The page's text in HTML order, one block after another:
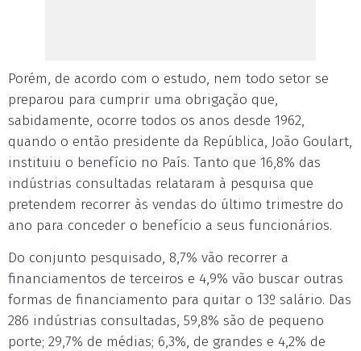
Porém, de acordo com o estudo, nem todo setor se
preparou para cumprir uma obrigação que,
sabidamente, ocorre todos os anos desde 1962,
quando o então presidente da República, João Goulart,
instituiu o benefício no País. Tanto que 16,8% das
indústrias consultadas relataram à pesquisa que
pretendem recorrer às vendas do último trimestre do
ano para conceder o benefício a seus funcionários.
Do conjunto pesquisado, 8,7% vão recorrer a
financiamentos de terceiros e 4,9% vão buscar outras
formas de financiamento para quitar o 13º salário. Das
286 indústrias consultadas, 59,8% são de pequeno
porte; 29,7% de médias; 6,3%, de grandes e 4,2% de